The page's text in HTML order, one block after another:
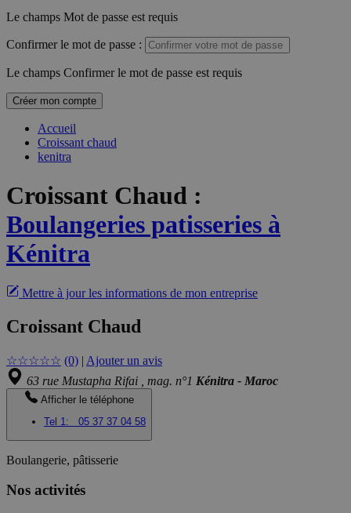
Le champs Mot de passe est requis
Confirmer le mot de passe :
Le champs Confirmer le mot de passe est requis
Créer mon compte
Accueil
Croissant chaud
kenitra
Croissant Chaud :
Boulangeries patisseries à
Kénitra
Mettre à jour les informations de mon entreprise
Croissant Chaud
☆☆☆☆☆ (0) | Ajouter un avis
63 rue Mustapha Rifai , mag. n°1 Kénitra - Maroc
Afficher le téléphone
Tel 1:
05 37 37 04 58
Boulangerie, pâtisserie
Nos activités